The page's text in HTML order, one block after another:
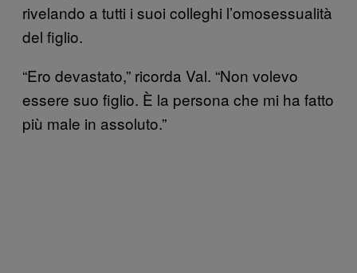
rivelando a tutti i suoi colleghi l’omosessualità
del figlio.
“Ero devastato,” ricorda Val. “Non volevo
essere suo figlio. È la persona che mi ha fatto
più male in assoluto.”